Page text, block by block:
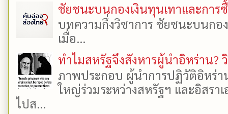
ชัยชนะบนกองเงินทุนเทาและการ
บทความกึ่งวิชาการ ชัยชนะบนกอ
เมื่อ...
ทำไมสหรัฐจึงสังหารผู้นำอิหร่าน?
ภาพประกอบ ผู้นำการปฏิวัติอิหร่า
ใหญ่ร่วมระหว่างสหรัฐฯ และอิสรา
ไปส...